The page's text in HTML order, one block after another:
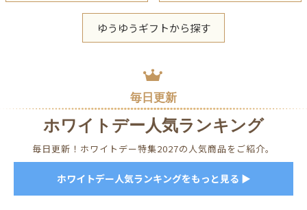
ゆうゆうギフトから探す
毎日更新
ホワイトデー人気ランキング
毎日更新！ホワイトデー特集2027の人気商品をご紹介。
ホワイトデー人気ランキングをもっと見る ▶